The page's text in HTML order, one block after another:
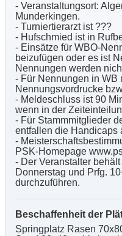
- Veranstaltungsort:
Munderkingen.
- Turniertierarzt ist ???
- Hufschmied ist in
- Einsätze für WBO-
beizufügen oder es ist
Nennungen werden
- Für Nennungen in WB
Nennungsvordrucke
- Meldeschluss ist 90
wenn in der
- Für Stammmitglieder
entfallen die Handicaps
-
PSK-Homepage
- Der Veranstalter
Donnerstag und Prfg.
durchzuführen.
Beschaffenheit der
Springplatz Rasen